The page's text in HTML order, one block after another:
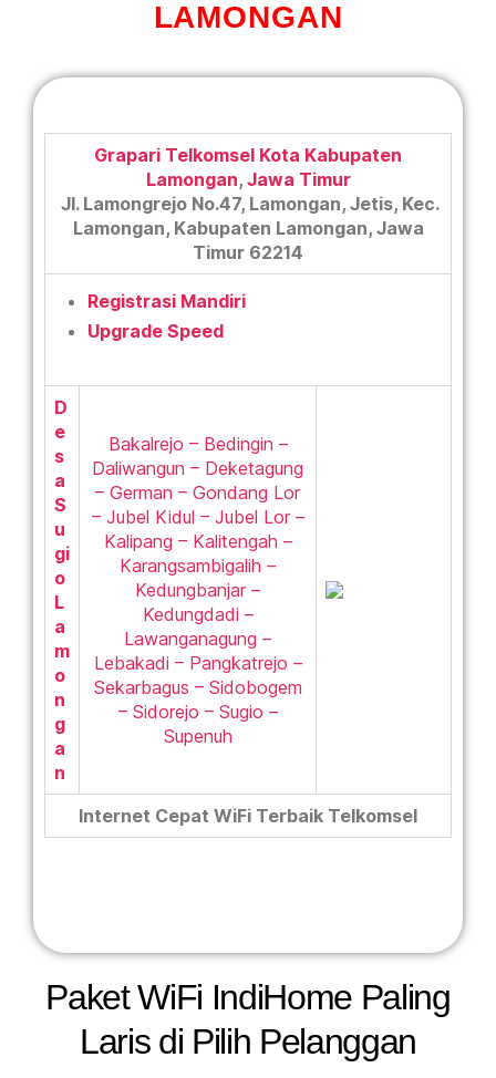
LAMONGAN
Grapari Telkomsel Kota Kabupaten
Lamongan, Jawa Timur
Jl. Lamongrejo No.47, Lamongan, Jetis, Kec.
Lamongan, Kabupaten Lamongan, Jawa
Timur 62214
Registrasi Mandiri
Upgrade Speed
D
e
s
a
S
u
gi
o
L
a
m
o
n
g
a
n
Bakalrejo – Bedingin –
Daliwangun – Deketagung
– German – Gondang Lor
– Jubel Kidul – Jubel Lor –
Kalipang – Kalitengah –
Karangsambigalih –
Kedungbanjar –
Kedungdadi –
Lawanganagung –
Lebakadi – Pangkatrejo –
Sekarbagus – Sidobogem
– Sidorejo – Sugio –
Supenuh
Internet Cepat WiFi Terbaik Telkomsel
Paket WiFi IndiHome Paling
Laris di Pilih Pelanggan